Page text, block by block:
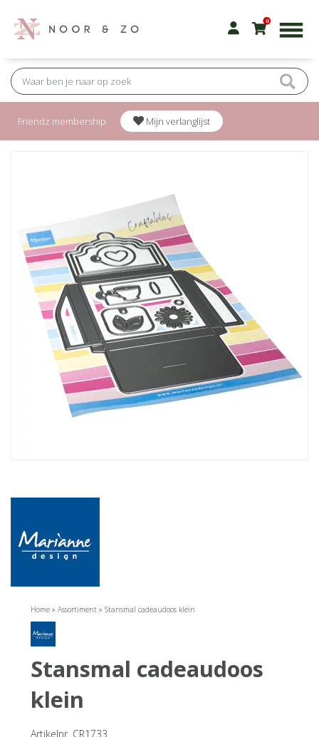
0
Friendz membership Mijn verlanglijst
Home » Assortiment » Stansmal cadeaudoos klein
stansmal cadeaudoos
klein
Artikelnr. CR1733